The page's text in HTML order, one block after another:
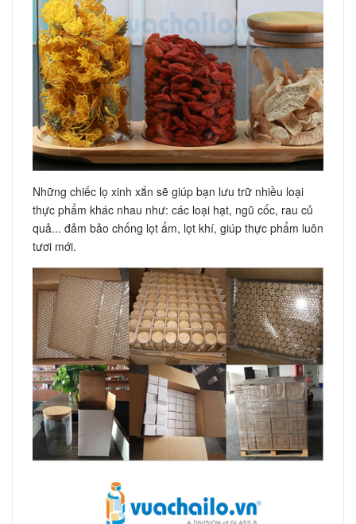
Những chiếc lọ xinh xắn sẽ giúp bạn lưu trữ nhiều loại
thực phẩm khác nhau như: các loại hạt, ngũ cốc, rau củ
quả... đảm bảo chống lọt ẩm, lọt khí, giúp thực phẩm luôn
tươi mới.